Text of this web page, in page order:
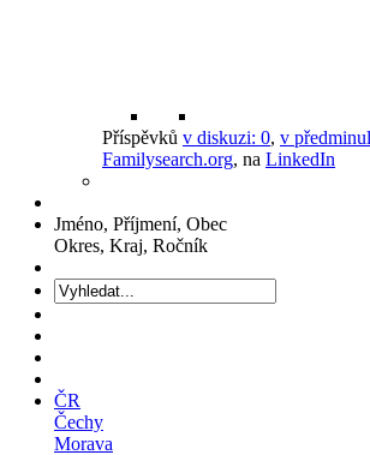
Příspěvků v diskuzi: 0, v
Familysearch.org, na LinkedIn
Jméno, Příjmení, Obec
Okres, Kraj, Ročník
ČR
Čechy
Morava